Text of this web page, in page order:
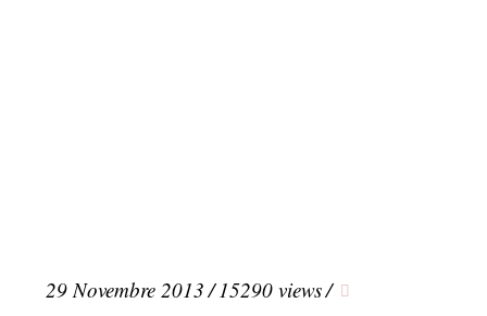
29 Novembre 2013 /15290 views/